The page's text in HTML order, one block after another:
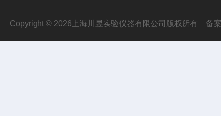
Copyright © 2026上海川昱实验仪器有限公司版权所有 备